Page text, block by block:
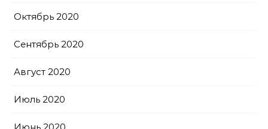
Октябрь 2020
Сентябрь 2020
Август 2020
Июль 2020